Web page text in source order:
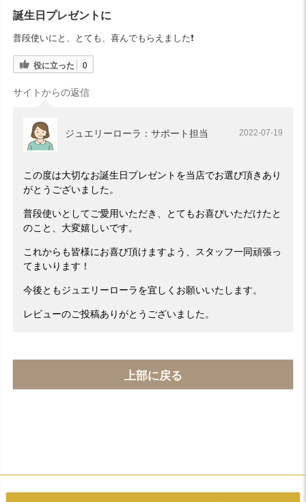
誕生日プレゼントに
普段使いにと、とても、喜んでもらえました❗
役に立った 0
サイトからの返信
ジュエリーローラ：サポート担当 2022-07-19
この度は大切なお誕生日プレゼントを当店でお選び頂きあり
がとうございました。
普段使いとしてご愛用いただき、とてもお喜びいただけたと
のこと、大変嬉しいです。
これからも皆様にお喜び頂けますよう、スタッフ一同頑張っ
てまいります！
今後ともジュエリーローラを宜しくお願いいたします。
レビューのご投稿ありがとうございました。
上部に戻る